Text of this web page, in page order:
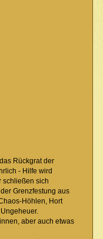
Rückgrat der
- Hilfe wird
schließen sich
Grenzfestung aus
Höhlen, Hort
aber auch etwas